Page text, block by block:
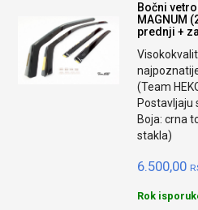
Bočni
MAGNUM
prednji +
(Team
Postavljaju
Boja: crna
stakla)
6.500,00
Rok